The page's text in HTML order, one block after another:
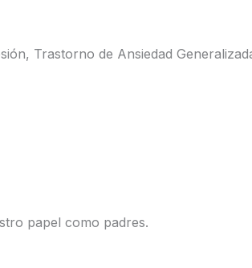
Trastorno de Ansiedad
papel como padres.